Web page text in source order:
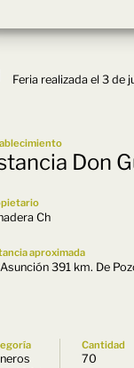
Feria realizada el 3 de
Don
Ch
aproximada
391 km. De
Cantidad
70